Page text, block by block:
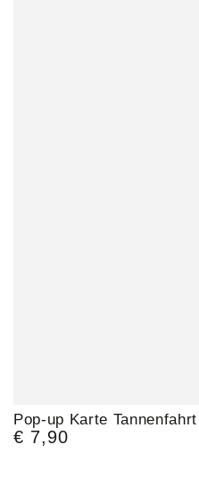
Pop-up Karte Tannenfahrt
Regulärer
€ 7,90